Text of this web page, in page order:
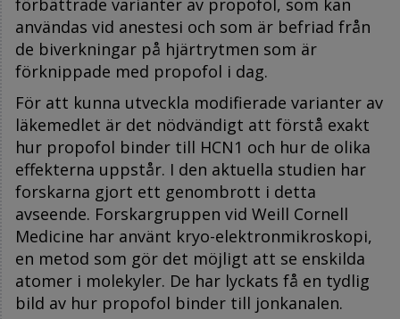
förbättrade varianter av propofol, som kan
användas vid anestesi och som är befriad från
de biverkningar på hjärtrytmen som är
förknippade med propofol i dag.
För att kunna utveckla modifierade varianter av
läkemedlet är det nödvändigt att förstå exakt
hur propofol binder till HCN1 och hur de olika
effekterna uppstår. I den aktuella studien har
forskarna gjort ett genombrott i detta
avseende. Forskargruppen vid Weill Cornell
Medicine har använt kryo-elektronmikroskopi,
en metod som gör det möjligt att se enskilda
atomer i molekyler. De har lyckats få en tydlig
bild av hur propofol binder till jonkanalen.